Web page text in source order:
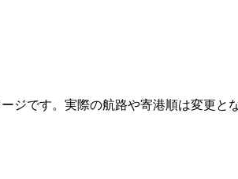
ジです。実際の航路や寄港順は変更と